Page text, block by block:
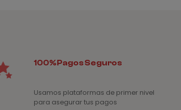
100% Pagos Seguros
Usamos plataformas de primer nivel
para asegurar tus pagos